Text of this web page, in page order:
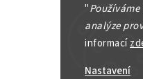
"
analýze
informací
Nastavení